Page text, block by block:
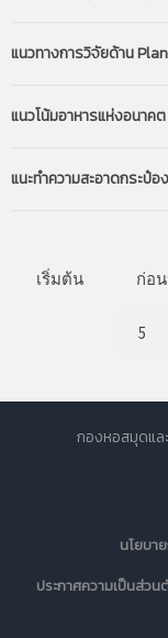
แนวทางการวิจัยด้าน
แนวโน้มอาหารแห่งอนาค
แนะทำความสะอาดกระป๋
เริ่มต้น ก่อ
5
กองหอสมุดแล
นโยบา
ประกาศความเป็นส่ว